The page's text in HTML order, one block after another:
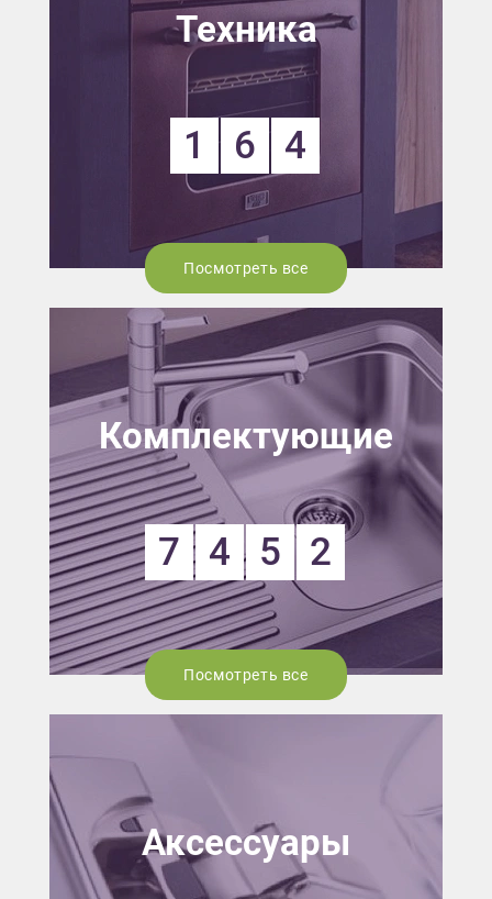
Техника
1 6 4
Посмотреть все
Комплектующие
7 4 5 2
Посмотреть все
Аксессуары